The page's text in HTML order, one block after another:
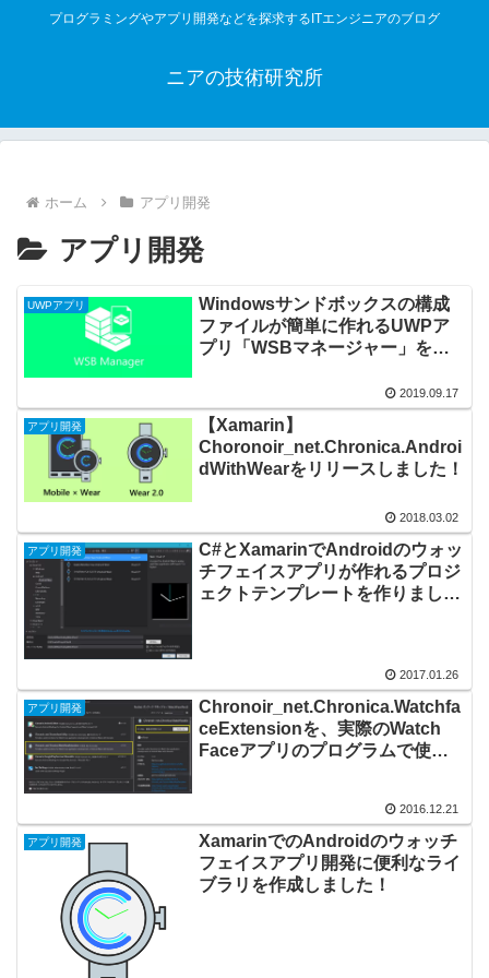
プログラミングやアプリ開発などを探求するITエンジニアのブログ
ニアの技術研究所
ホーム アプリ開発
アプリ開発
UWPアプリ
Windowsサンドボックスの構成
ファイルが簡単に作れるUWPア
プリ「WSBマネージャー」をリ
2019.09.17
アプリ開発
【Xamarin】
Choronoir_net.Chronica.Androi
dWithWearをリリースしました！
2018.03.02
アプリ開発
C#とXamarinでAndroidのウォッ
チフェイスアプリが作れるプロジ
ェクトテンプレートを作りまし
2017.01.26
アプリ開発
Chronoir_net.Chronica.Watchfa
ceExtensionを、実際のWatch
Faceアプリのプログラムで使っ
2016.12.21
アプリ開発
XamarinでのAndroidのウォッチ
フェイスアプリ開発に便利なライ
ブラリを作成しました！